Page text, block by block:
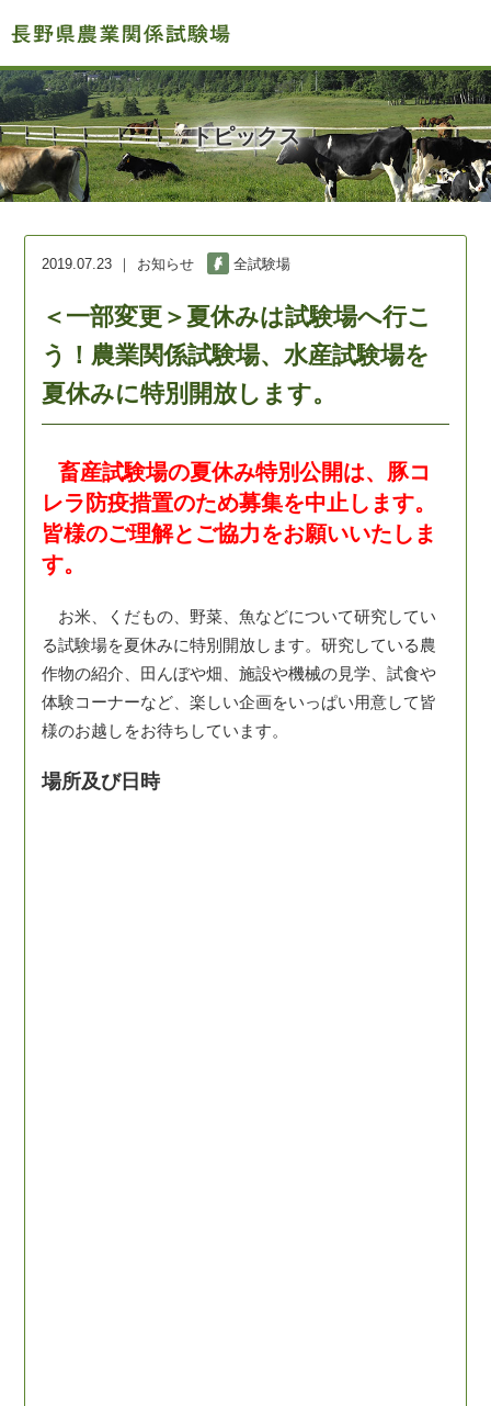
トピックス
2019.07.23 お知らせ 全試験場
＜一部変更＞夏休みは試験場へ行こ
う！農業関係試験場、水産試験場を
夏休みに特別開放します。
畜産試験場の夏休み特別公開は、豚コ
レラ防疫措置のため募集を中止します。
皆様のご理解とご協力をお願いいたしま
す。
お米、くだもの、野菜、魚などについて研究してい
る試験場を夏休みに特別開放します。研究している農
作物の紹介、田んぼや畑、施設や機械の見学、試食や
体験コーナーなど、楽しい企画をいっぱい用意して皆
様のお越しをお待ちしています。
場所及び日時